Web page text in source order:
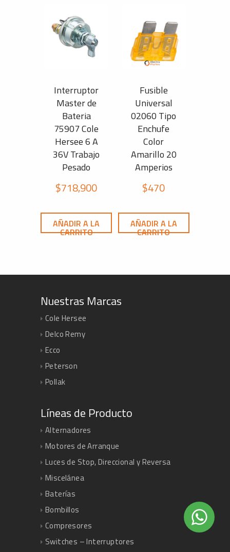
Interruptor
Master de
Bateria
75907 Cole
Hersee 6 A
36V Trabajo
Pesado
$718,900
AÑADIR A LA
CARRITO
Fusible
Universal
02060 Tipo
Enchufe
Color
Amarillo 20
Amperios
$470
AÑADIR A LA
CARRITO
Nuestras Marcas
Cole Hersee
Delco Remy
Ecco
Peterson
Pollak
Líneas de Producto
Alternadores
Motores de Arranque
Luces de Stop, Direccional y Reversa
Miscelánea
Baterías
Bombillos
Compresores
Switches – Interruptores